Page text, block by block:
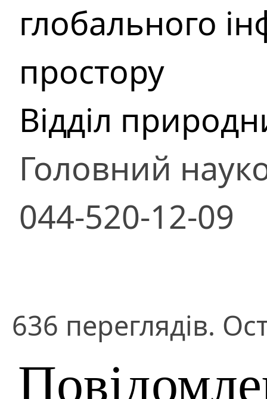
глобального
простору
Відділ
Головний
044-520-12-09
636 переглядів.